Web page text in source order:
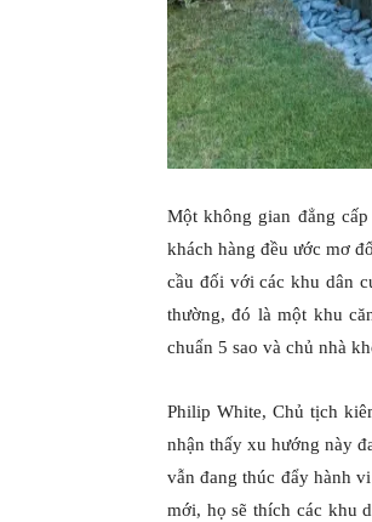
Một không gian đẳng
khách hàng đều ước mơ
cầu đối với các khu dân
thường, đó là một khu
chuẩn 5 sao và chủ nhà
Philip White, Chủ tịch
nhận thấy xu hướng này
vẫn đang thúc đẩy hành
mới, họ sẽ thích các khu